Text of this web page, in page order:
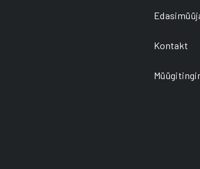
Kontakt